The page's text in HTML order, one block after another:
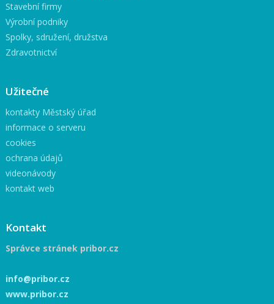
Stavební firmy
Výrobní podniky
Spolky, sdružení, družstva
Zdravotnictví
Užitečné
kontakty Městský úřad
informace o serveru
cookies
ochrana údajů
videonávody
kontakt web
Kontakt
Správce stránek pribor.cz
info@pribor.cz
www.pribor.cz